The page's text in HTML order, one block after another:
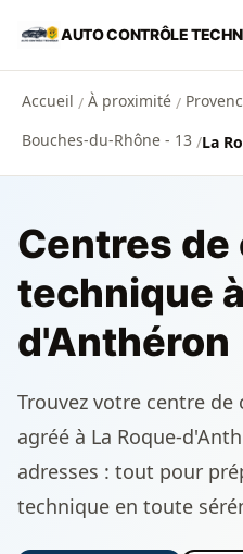
Aller au contenu principal
AUTO CONTRÔLE
Accueil / À proximité /
Bouches-du-Rhône - 13 /La
Centres
technique
d'Anthéron
Trouvez votre centre
agréé à La Roque-
adresses : tout pour
technique en toute